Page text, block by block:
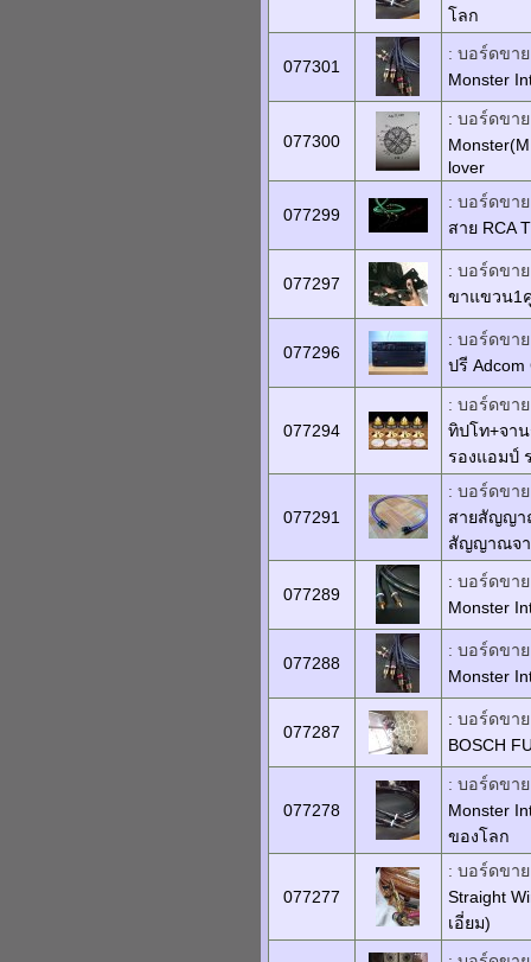
โลก
077301
: บอร์ดขาย
Monster
077300
: บอร์ดขาย
lover
077299
: บอร์ดขาย
สาย RCA
077297
: บอร์ดขาย
ขาแขวน1
077296
: บอร์ดขาย
ปรี Adcom
077294
: บอร์ดขาย
ทิปโท+จา
รองแอมป์
077291
: บอร์ดขาย
สายสัญญา
สัญญาณจา
077289
: บอร์ดขาย
Monster
077288
: บอร์ดขาย
Monster
077287
: บอร์ดขาย
BOSCH
077278
: บอร์ดขาย
Monster
ของโลก
077277
: บอร์ดขาย
Straight
เอี่ยม)